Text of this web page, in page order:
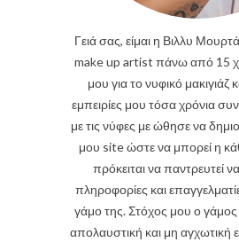
Γειά σας, είμαι η Βιλλυ
make up artist πάνω από 15
μου για το νυφικό μακιγιάζ
εμπειρίες μου τόσα χρόνια
με τις νύφες με ώθησε να
μου site ώστε να μπορεί η
πρόκειται να παντρευτεί
πληροφορίες και
γάμο της. Στόχος μου ο γάμος
απολαυστική και μη αγχωτική